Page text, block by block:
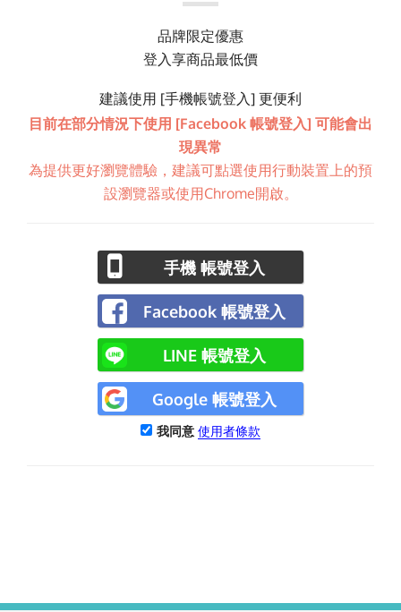
品牌限定優惠
登入享商品最低價
建議使用 [手機帳號登入] 更便利
目前在部分情況下使用 [Facebook 帳號登入] 可能會出
現異常
為提供更好瀏覽體驗，建議可點選使用行動裝置上的預
設瀏覽器或使用Chrome開啟。
手機 帳號登入
Facebook 帳號登入
LINE 帳號登入
Google 帳號登入
我同意 使用者條款